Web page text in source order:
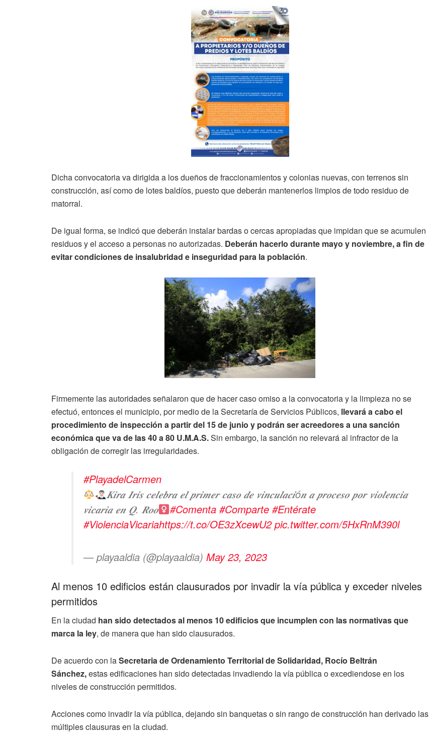
Dicha convocatoria va dirigida a los dueños de fraccionamientos y colonias nuevas, con terrenos sin
construcción, así como de lotes baldíos, puesto que deberán mantenerlos limpios de todo residuo de
matorral.
De igual forma, se indicó que deberán instalar bardas o cercas apropiadas que impidan que se acumulen
residuos y el acceso a personas no autorizadas. Deberán hacerlo durante mayo y noviembre, a fin de
evitar condiciones de insalubridad e inseguridad para la población.
Firmemente las autoridades señalaron que de hacer caso omiso a la convocatoria y la limpieza no se
efectuó, entonces el municipio, por medio de la Secretaría de Servicios Públicos, llevará a cabo el
procedimiento de inspección a partir del 15 de junio y podrán ser acreedores a una sanción
económica que va de las 40 a 80 U.M.A.S.Sin embargo, la sanción no relevará al infractor de la
obligación de corregir las irregularidades.
#PlayadelCarmen
𝑲𝒊𝒓𝒂 𝑰𝒓𝒊𝒔 𝒄𝒆𝒍𝒆𝒃𝒓𝒂 𝒆𝒍 𝒑𝒓𝒊𝒎𝒆𝒓 𝒄𝒂𝒔𝒐 𝒅𝒆 𝒗𝒊𝒏𝒄𝒖𝒍𝒂𝒄𝒊ó𝒏 𝒂 𝒑𝒓𝒐𝒄𝒆𝒔𝒐 𝒑𝒐𝒓 𝒗𝒊𝒐𝒍𝒆𝒏𝒄𝒊𝒂
𝒗𝒊𝒄𝒂𝒓𝒊𝒂 𝒆𝒏 𝑸. 𝑹𝒐𝒐
#Comenta #Comparte #Entérate
#ViolenciaVicariahttps://t.co/OE3zXcewU2 pic.twitter.com/5HxRnM390l
— playaaldia (@playaaldia) May 23, 2023
Al menos 10 edificios están clausurados por invadir la vía pública y exceder niveles
permitidos
En la ciudad han sido detectados al menos 10 edificios que incumplen con las normativas que
marca la ley, de manera que han sido clausurados.
De acuerdo con laSecretaria de Ordenamiento Territorial de Solidaridad, Rocío Beltrán
Sánchez,estas edificaciones han sido detectadas invadiendo la vía pública o excediendose en los
niveles de construcción permitidos.
Acciones como invadir la vía pública, dejando sin banquetas o sin rango de construcción han derivado las
múltiples clausuras en la ciudad.